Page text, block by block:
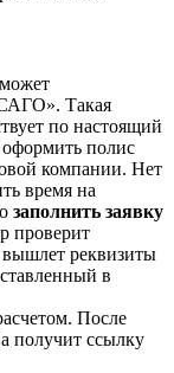
Такая
по настоящий
полис
компании. Нет
время на
заполнить заявку
проверит
вышлет реквизиты
в
После
получит ссылку